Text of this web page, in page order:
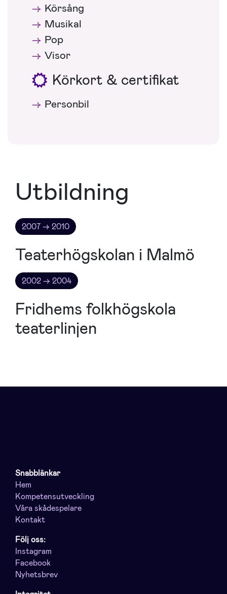
Körsång
Musikal
Pop
Visor
Körkort & certifikat
Personbil
Utbildning
2007 → 2010
Teaterhögskolan i Malmö
2002 → 2004
Fridhems folkhögskola
teaterlinjen
Snabblänkar
Hem
Kompetensutveckling
Våra skådespelare
Kontakt
Följ oss:
Instagram
Facebook
Nyhetsbrev